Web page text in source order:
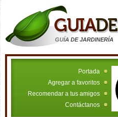
GUÍA DE JARDINERÍA
Portada
Agregar a favoritos
Recomendar a tus amigos
Contáctanos